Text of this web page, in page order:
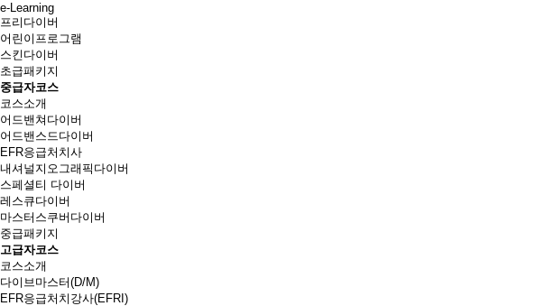
e-Learning
프리다이버
어린이프로그램
스킨다이버
초급패키지
중급자코스
코스소개
어드밴쳐다이버
어드밴스드다이버
EFR응급처치사
내셔널지오그래픽다이버
스페셜티 다이버
레스큐다이버
마스터스쿠버다이버
중급패키지
고급자코스
코스소개
다이브마스터(D/M)
EFR응급처치강사(EFRI)